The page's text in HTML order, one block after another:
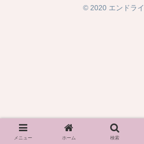
© 2020 エンドライ.
メニュー ホーム 検索